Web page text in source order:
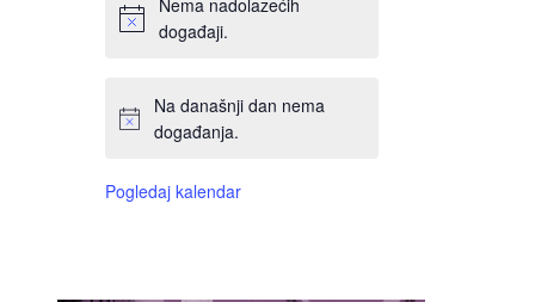
Nema nadolazećih
događaji.
Na današnji dan nema
događanja.
Pogledaj kalendar